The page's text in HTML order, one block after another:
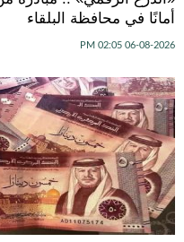
أمانًا في محافظة البلقاء
06-08-2026 02:05 PM